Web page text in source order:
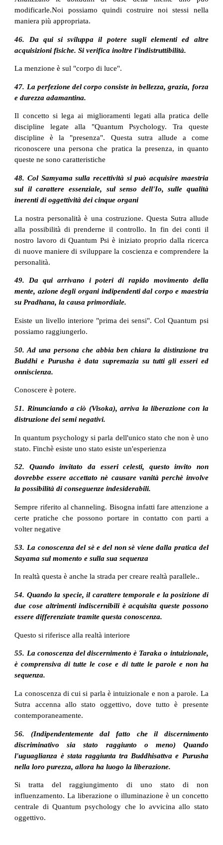
modificarle.Noi possiamo quindi costruire noi stessi nella
maniera più appropriata.
46. Da qui si sviluppa il potere sugli elementi ed altre
acquisizioni fisiche. Si verifica inoltre l'indistruttibilità.
La menzione è sul "corpo di luce".
47. La perfezione del corpo consiste in bellezza, grazia, forza
e durezza adamantina.
Il concetto si lega ai miglioramenti legati alla pratica delle
discipline legate alla "Quantum Psychology. Tra queste
discipline è la "presenza". Questa sutra allude a come
riconoscere una persona che pratica la presenza, in quanto
queste ne sono caratteristiche
48. Col Samyama sulla recettività si può acquisire maestria
sul il carattere essenziale, sul senso dell'Io, sulle qualità
inerenti di oggettività dei cinque organi
La nostra personalità è una costruzione. Questa Sutra allude
alla possibilità di prenderne il controllo. In fin dei conti il
nostro lavoro di Quantum Psi è iniziato proprio dalla ricerca
di nuove maniere di sviluppare la coscienza e comprendere la
personalità.
49. Da qui arrivano i poteri di rapido movimento della
mente, azione degli organi indipendenti dal corpo e maestria
su Pradhana, la causa primordiale.
Esiste un livello interiore "prima dei sensi". Col Quantum psi
possiamo raggiungerlo.
50. Ad una persona che abbia ben chiara la distinzione tra
Buddhi e Purusha è data supremazia su tutti gli esseri ed
onniscienza.
Conoscere è potere.
51. Rinunciando a ciò (Visoka), arriva la liberazione con la
distruzione dei semi negativi.
In quantum psychology si parla dell'unico stato che non è uno
stato. Finchè esiste uno stato esiste un'esperienza
52. Quando invitato da esseri celesti, questo invito non
dovrebbe essere accettato nè causare vanità perchè involve
la possibilità di conseguenze indesiderabili.
Sempre riferito al channeling. Bisogna infatti fare attenzione a
certe pratiche che possono portare in contatto con parti a
volter negative
53. La conoscenza del sè e del non sè viene dalla pratica del
Sayama sul momento e sulla sua sequenza
In realtà questa è anche la strada per creare realtà parallele..
54. Quando la specie, il carattere temporale e la posizione di
due cose altrimenti indiscernibili è acquisita queste possono
essere differenziate tramite questa conoscenza.
Questo si riferisce alla realtà interiore
55. La conoscenza del discernimento è Taraka o intuizionale,
è comprensiva di tutte le cose e di tutte le parole e non ha
sequenza.
La conoscenza di cui si parla è intuizionale e non a parole. La
Sutra accenna allo stato oggettivo, dove tutto è presente
contemporaneamente.
56. (Indipendentemente dal fatto che il discernimento
discriminativo sia stato raggiunto o meno) Quando
l'uguaglianza è stata raggiunta tra Buddhisattva e Purusha
nella loro purezza, allora ha luogo la liberazione.
Si tratta del raggiungimento di uno stato di non
influenzamento. La liberazione o illuminazione è un concetto
centrale di Quantum psychology che lo avvicina allo stato
oggettivo.